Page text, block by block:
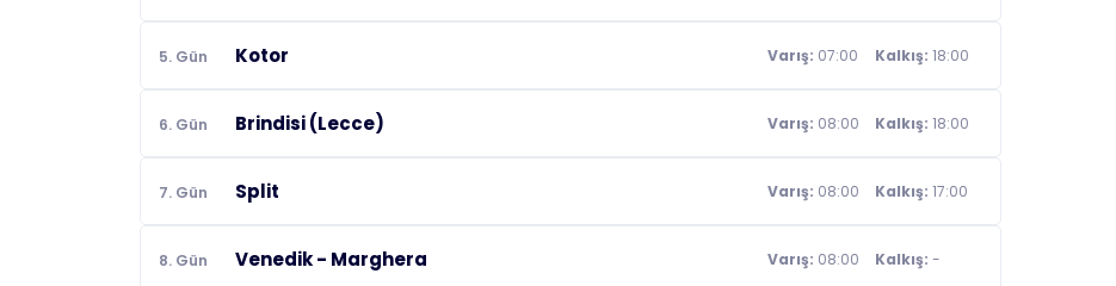
5. Gün Kotor Varış: 07:00 Kalkış: 18:00
6. Gün Brindisi (Lecce) Varış: 08:00 Kalkış: 18:00
7. Gün Split Varış: 08:00 Kalkış: 17:00
8. Gün Venedik - Marghera Varış: 08:00 Kalkış: -